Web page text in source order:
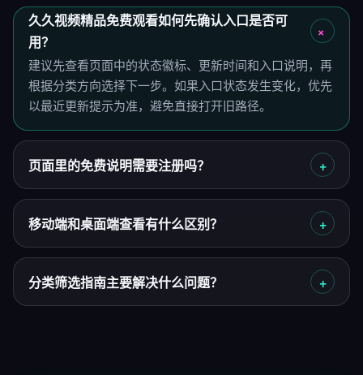
久久视频精品免费观看如何先确认入口是否可
用？
建议先查看页面中的状态徽标、更新时间和入口说明，再
根据分类方向选择下一步。如果入口状态发生变化，优先
以最近更新提示为准，避免直接打开旧路径。
页面里的免费说明需要注册吗？
移动端和桌面端查看有什么区别？
分类筛选指南主要解决什么问题？